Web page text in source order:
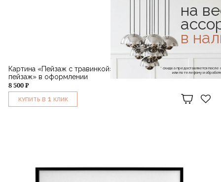
Картина «Пейзаж с травинкой» 3/3 из серии «Придуманный
пейзаж» в оформлении
8 500 ₽
КУПИТЬ В 1 КЛИК
на
в
* скидка предоставляется
или по телефону и